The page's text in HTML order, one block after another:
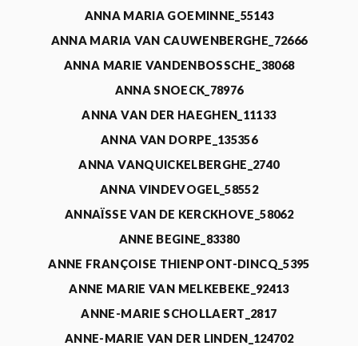
ANNA MARIA GOEMINNE_55143
ANNA MARIA VAN CAUWENBERGHE_72666
ANNA MARIE VANDENBOSSCHE_38068
ANNA SNOECK_78976
ANNA VAN DER HAEGHEN_11133
ANNA VAN DORPE_135356
ANNA VANQUICKELBERGHE_2740
ANNA VINDEVOGEL_58552
ANNAÏSSE VAN DE KERCKHOVE_58062
ANNE BEGINE_83380
ANNE FRANÇOISE THIENPONT-DINCQ_5395
ANNE MARIE VAN MELKEBEKE_92413
ANNE-MARIE SCHOLLAERT_2817
ANNE-MARIE VAN DER LINDEN_124702